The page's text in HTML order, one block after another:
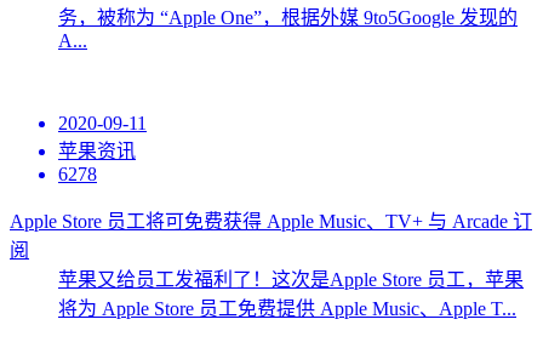
务，被称为 “Apple One”，根据外媒 9to5Google 发现的
A...
2020-09-11
苹果资讯
6278
Apple Store 员工将可免费获得 Apple Music、TV+ 与 Arcade 订
阅
苹果又给员工发福利了！这次是Apple Store 员工，苹果
将为 Apple Store 员工免费提供 Apple Music、Apple T...